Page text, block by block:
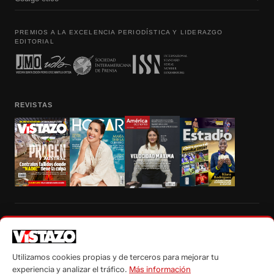
PREMIOS A LA EXCELENCIA PERIODÍSTICA Y LIDERAZGO
EDITORIAL
REVISTAS
autorización escrita de su titular, de todos los contenidos de Vistazo.com.
Utilizamos cookies propias y de terceros para mejorar tu
experiencia y analizar el tráfico. Más información